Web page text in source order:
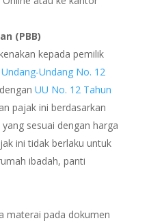
(PBB)
kepada pemilik
Undang-Undang No. 12
UU No. 12 Tahun
pajak ini berdasarkan
sesuai dengan harga
ini tidak berlaku untuk
ibadah, panti
materai pada dokumen